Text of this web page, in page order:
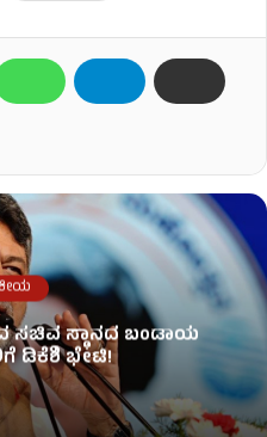
ಸಚಿವ ಸ್ಥಾನದ ಬಂಡಾಯ
ಡಿಕೆಶಿ ಭೇಟಿ!